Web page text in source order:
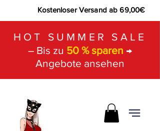
Kostenloser Versand ab 69,00€
HOT SUMMER SALE
– Bis zu 50 % sparen →
Angebote ansehen